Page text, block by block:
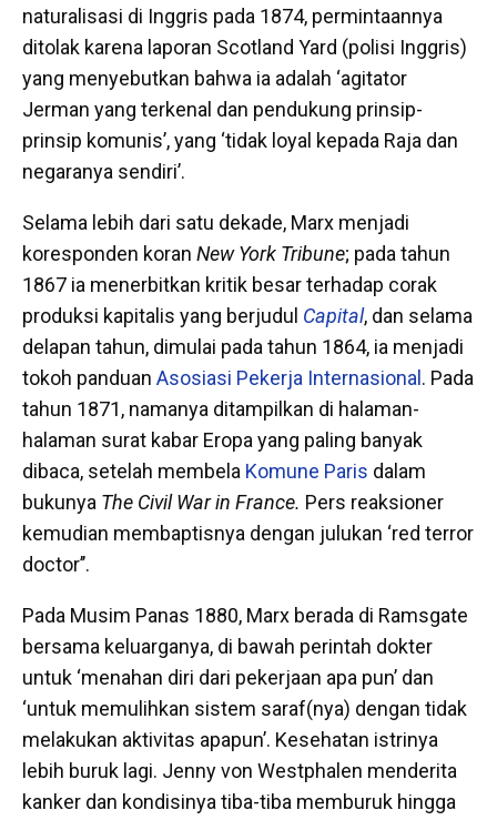
naturalisasi di Inggris pada 1874, permintaannya
ditolak karena laporan Scotland Yard (polisi Inggris)
yang menyebutkan bahwa ia adalah ‘agitator
Jerman yang terkenal dan pendukung prinsip-
prinsip komunis’, yang ‘tidak loyal kepada Raja dan
negaranya sendiri’.
Selama lebih dari satu dekade, Marx menjadi
koresponden koran New York Tribune; pada tahun
1867 ia menerbitkan kritik besar terhadap corak
produksi kapitalis yang berjudul Capital, dan selama
delapan tahun, dimulai pada tahun 1864, ia menjadi
tokoh panduan Asosiasi Pekerja Internasional . Pada
tahun 1871, namanya ditampilkan di halaman-
halaman surat kabar Eropa yang paling banyak
dibaca, setelah membela Komune Paris dalam
bukunya The Civil War in France. Pers reaksioner
kemudian membaptisnya dengan julukan ‘red terror
doctor’’.
Pada Musim Panas 1880, Marx berada di Ramsgate
bersama keluarganya, di bawah perintah dokter
untuk ‘menahan diri dari pekerjaan apa pun’ dan
‘untuk memulihkan sistem saraf(nya) dengan tidak
melakukan aktivitas apapun’. Kesehatan istrinya
lebih buruk lagi. Jenny von Westphalen menderita
kanker dan kondisinya tiba-tiba memburuk hingga